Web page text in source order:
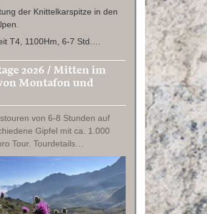
der Knittelkarspitze in den
T4, 1100Hm, 6-7 Std.…
2026 / Mitten im
Montafon und
von 6-8 Stunden auf
Gipfel mit ca. 1.000
Tour. Tourdetails…